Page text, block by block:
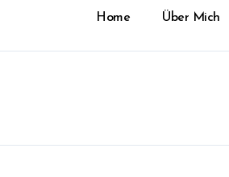
Home Über Mich